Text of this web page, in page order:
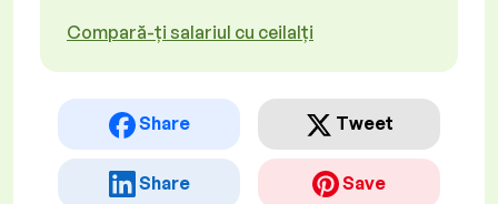
Compară-ți salariul cu ceilalți
Share Tweet
Share Save